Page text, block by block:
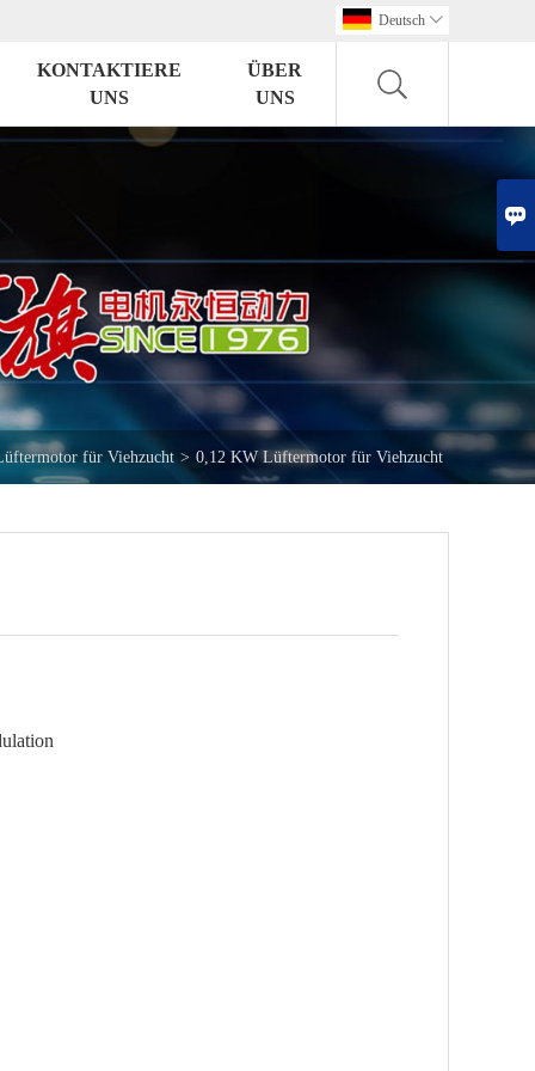

Deutsch 
KONTAKTIERE
UNS
ÜBER
UNS
für Viehzucht > 0,12 KW Lüftermotor für Viehzucht